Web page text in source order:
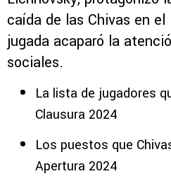
caída de las Chivas en
jugada acaparó la
sociales.
La lista de jugadores
Clausura 2024
Los puestos que
Apertura 2024